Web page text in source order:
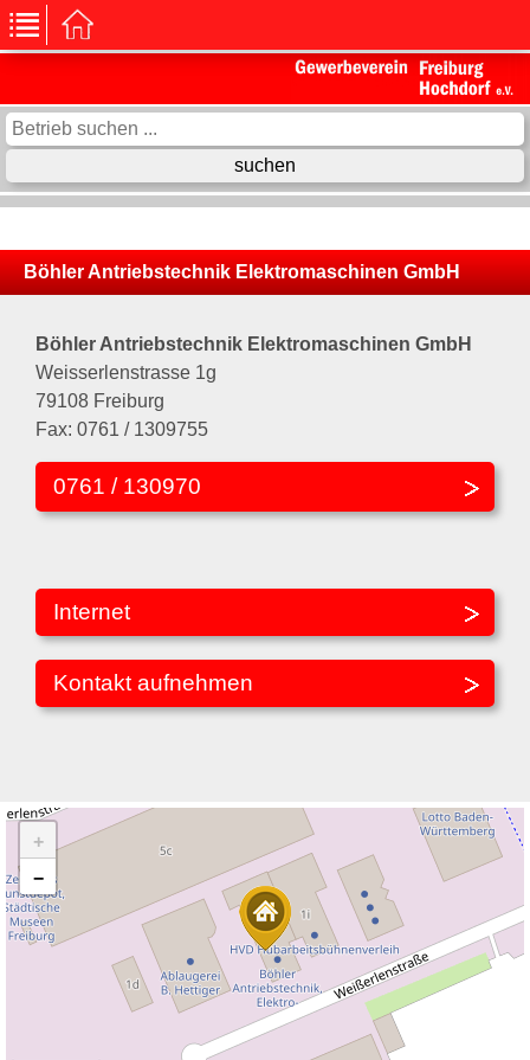
Böhler Antriebstechnik Elektromaschinen GmbH
Böhler Antriebstechnik Elektromaschinen GmbH
Weisserlenstrasse 1g
79108 Freiburg
Fax: 0761 / 1309755
0761 / 130970
Internet
Kontakt aufnehmen
+
−